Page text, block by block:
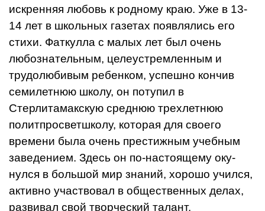
искренняя любовь к родному краю. Уже в 13-
14 лет в школь­ных газетах появлялись его
стихи. Фаткулла с малых лет был очень
любознательным, целеустремленным и
трудолюбивым ребенком, успешно кончив
семилетнюю школу, он по­тупил в
Стерлитамакскую среднюю трехлетнюю
политпросветшколу, которая для своего
времени была очень престижным учебным
заведением. Здесь он по-настоящему оку­
нулся в большой мир знаний, хоро­шо учился,
активно участвовал в общественных делах,
развивал свой творческий талант.